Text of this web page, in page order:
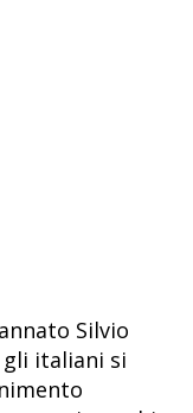
Silvio
gli italiani si